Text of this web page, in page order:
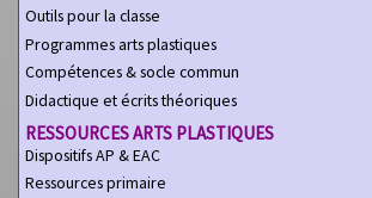
Outils pour la classe
Programmes arts plastiques
Compétences & socle commun
Didactique et écrits théoriques
RESSOURCES ARTS PLASTIQUES
Dispositifs AP & EAC
Ressources primaire